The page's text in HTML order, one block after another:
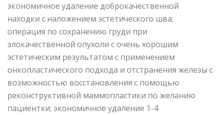
экономичное удаление доброкачественной
находки с наложением эстетического шва;
операция по сохранению груди при
злокачественной опухоли с очень хорошим
эстетическим результатом с применением
онкопластического подхода и отстранения железы с
возможностью восстановления с помощью
реконструктивной маммопластики по желанию
пациентки; экономичное удаление 1-4